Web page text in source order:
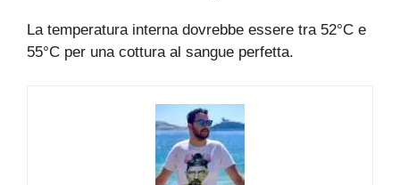
La temperatura interna dovrebbe essere tra 52°C e
55°C per una cottura al sangue perfetta.